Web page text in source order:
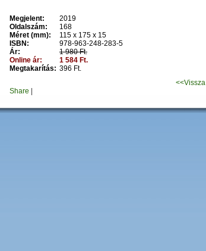
Megjelent:
2019
Oldalszám:
168
Méret (mm):
115 x 175 x 15
ISBN:
978-963-248-283-5
Ár:
1 980 Ft.
Online ár:
1 584 Ft.
Megtakarítás: 396 Ft.
<<Vissza
Share